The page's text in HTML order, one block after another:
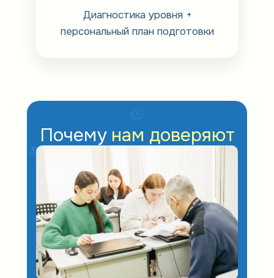
Диагностика уровня +
персональный план подготовки
Почему нам доверяют